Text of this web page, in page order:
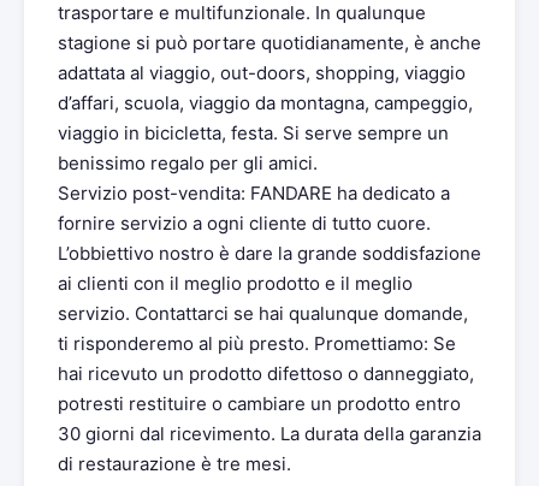
trasportare e multifunzionale. In qualunque
stagione si può portare quotidianamente, è anche
adattata al viaggio, out-doors, shopping, viaggio
d’affari, scuola, viaggio da montagna, campeggio,
viaggio in bicicletta, festa. Si serve sempre un
benissimo regalo per gli amici.
Servizio post-vendita: FANDARE ha dedicato a
fornire servizio a ogni cliente di tutto cuore.
L’obbiettivo nostro è dare la grande soddisfazione
ai clienti con il meglio prodotto e il meglio
servizio. Contattarci se hai qualunque domande,
ti risponderemo al più presto. Promettiamo: Se
hai ricevuto un prodotto difettoso o danneggiato,
potresti restituire o cambiare un prodotto entro
30 giorni dal ricevimento. La durata della garanzia
di restaurazione è tre mesi.